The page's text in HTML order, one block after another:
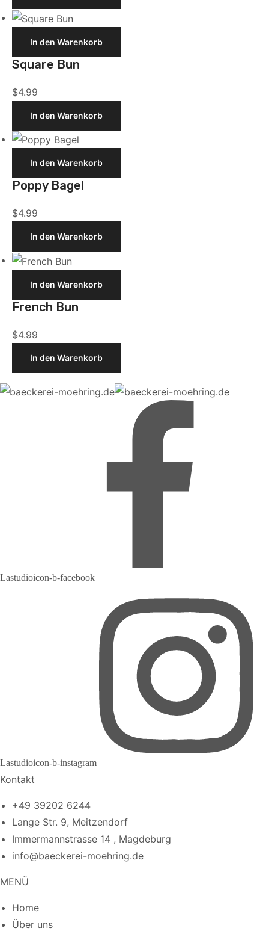
In den Warenkorb
Square Bun
$4.99
In den Warenkorb
In den Warenkorb
Poppy Bagel
$4.99
In den Warenkorb
In den Warenkorb
French Bun
$4.99
In den Warenkorb
Lastudioicon-b-facebook
Lastudioicon-b-instagram
Kontakt
+49 39202 6244
Lange Str. 9, Meitzendorf
Immermannstrasse 14 , Magdeburg
info@baeckerei-moehring.de
MENÜ
Home
Über uns